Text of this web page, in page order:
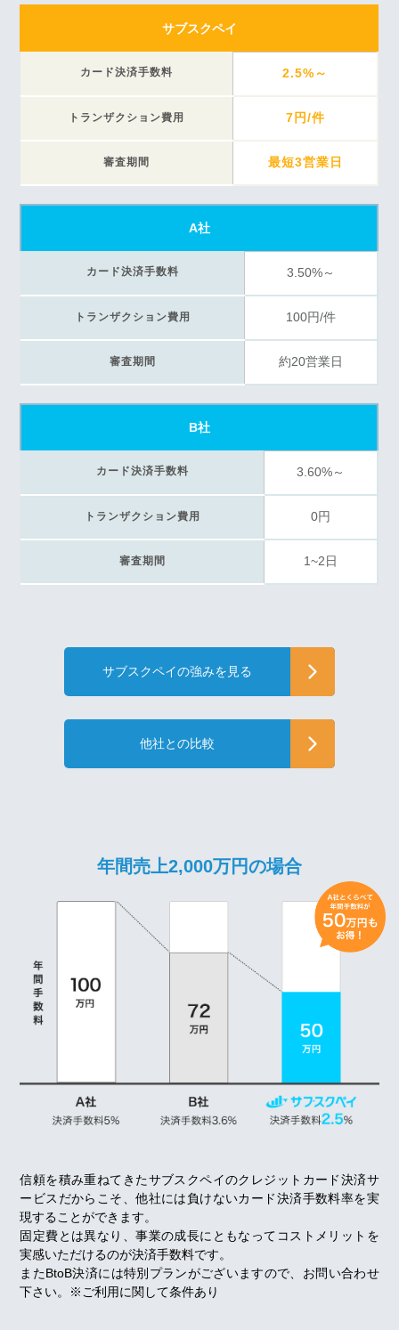
サブスクペイ
カード決済手数料 2.5%～
トランザクション費用 7円/件
審査期間 最短3営業日
A社
カード決済手数料 3.50%～
トランザクション費用 100円/件
審査期間 約20営業日
B社
カード決済手数料 3.60%～
トランザクション費用 0円
審査期間 1~2日
サブスクペイの強みを見る
他社との比較
年間売上2,000万円の場合
信頼を積み重ねてきたサブスクペイのクレジットカード決済サ
ービスだからこそ、他社には負けないカード決済手数料率を実
現することができます。
固定費とは異なり、事業の成長にともなってコストメリットを
実感いただけるのが決済手数料です。
またBtoB決済には特別プランがございますので、お問い合わせ
下さい。※ご利用に関して条件あり